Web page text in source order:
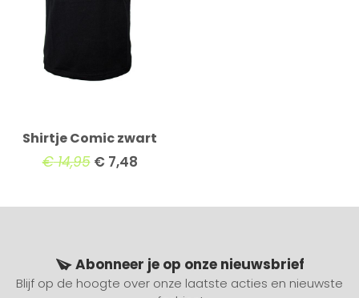
Shirtje Comic zwart
€14,95 €7,48
Abonneer je op onze nieuwsbrief
Blijf op de hoogte over onze laatste acties en nieuwste